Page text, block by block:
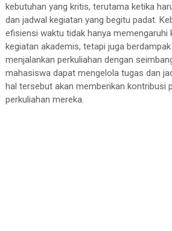
kebutuhan yang kritis, terutama ketika
dan jadwal kegiatan yang begitu padat.
efisiensi waktu tidak hanya memengaruhi
kegiatan akademis, tetapi juga
menjalankan perkuliahan dengan
mahasiswa dapat mengelola tugas dan
hal tersebut akan memberikan kontribusi
perkuliahan mereka.